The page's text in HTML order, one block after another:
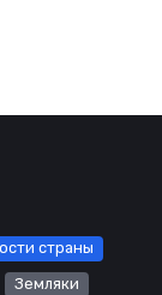
страны
Земляки